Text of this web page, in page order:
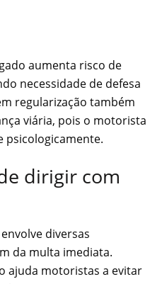
aumenta risco de
necessidade de defesa
regularização também
viária, pois o motorista
psicologicamente.
dirigir com
envolve diversas
da multa imediata.
ajuda motoristas a evitar